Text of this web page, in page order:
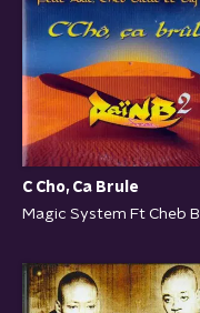
C Cho, Ca Brule
Magic System Ft Cheb